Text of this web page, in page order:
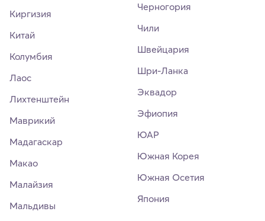
Киргизия
Китай
Колумбия
Лаос
Лихтенштейн
Маврикий
Мадагаскар
Макао
Малайзия
Мальдивы
Черногория
Чили
Швейцария
Шри-Ланка
Эквадор
Эфиопия
ЮАР
Южная Корея
Южная Осетия
Япония